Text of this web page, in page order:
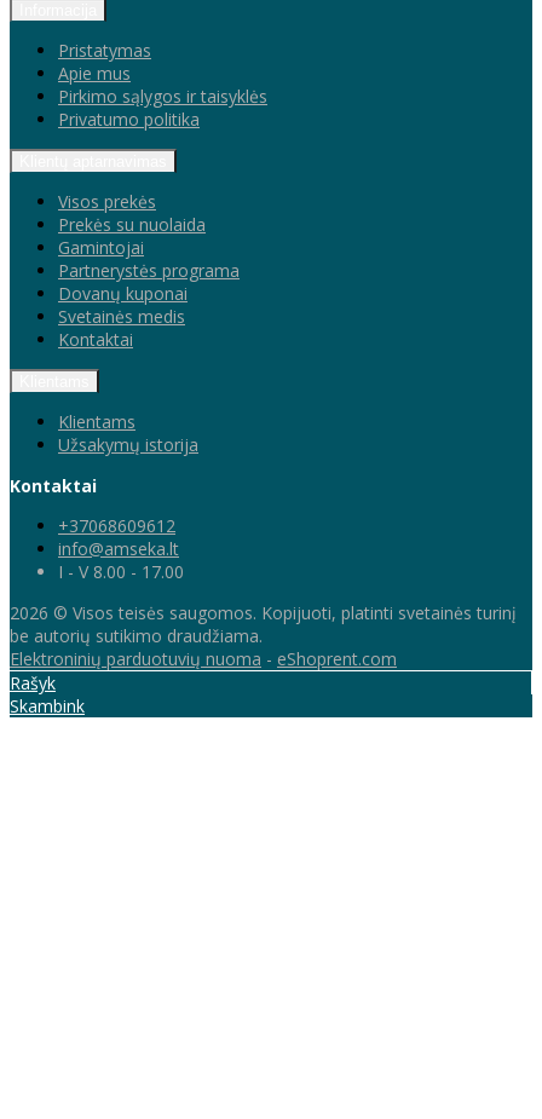
Pristatymas
Apie mus
Pirkimo sąlygos ir taisyklės
Privatumo politika
Visos prekės
Prekės su nuolaida
Gamintojai
Partnerystės programa
Dovanų kuponai
Svetainės medis
Kontaktai
Klientams
Užsakymų istorija
Kontaktai
+37068609612
info@amseka.lt
I - V 8.00 - 17.00
2026 © Visos teisės saugomos. Kopijuoti, platinti svetainės turinį
be autorių sutikimo draudžiama.
Elektroninių parduotuvių nuoma - eShoprent.com
Rašyk
Skambink